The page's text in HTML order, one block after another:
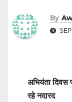
By
अभियंता
रहे नदारद